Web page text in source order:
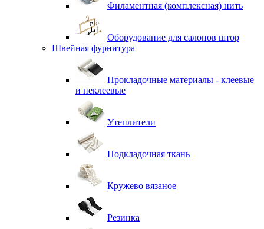
Филаментная (комплексная) нить
Оборудование для салонов штор
Швейная фурнитура
Прокладочные материалы - клеевые
и неклеевые
Утеплители
Подкладочная ткань
Кружево вязаное
Резинка